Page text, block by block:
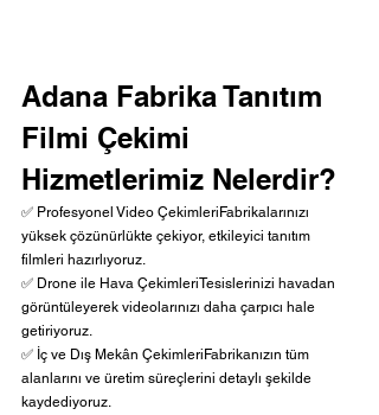
Adana Fabrika Tanıtım
Filmi Çekimi
Hizmetlerimiz Nelerdir?
✅ Profesyonel Video ÇekimleriFabrikalarınızı
yüksek çözünürlükte çekiyor, etkileyici tanıtım
filmleri hazırlıyoruz.
✅ Drone ile Hava ÇekimleriTesislerinizi havadan
görüntüleyerek videolarınızı daha çarpıcı hale
getiriyoruz.
✅ İç ve Dış Mekân ÇekimleriFabrikanızın tüm
alanlarını ve üretim süreçlerini detaylı şekilde
kaydediyoruz.